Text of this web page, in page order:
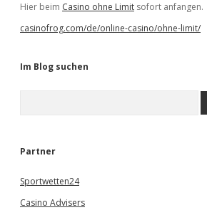
Hier beim Casino ohne Limit sofort anfangen.
casinofrog.com/de/online-casino/ohne-limit/
Im Blog suchen
e
Partner
Sportwetten24
Casino Advisers